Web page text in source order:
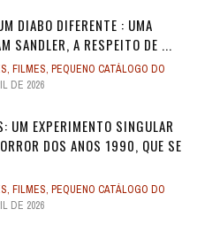
DIABO DIFERENTE : UMA
SANDLER, A RESPEITO DE ...
, FILMES, PEQUENO CATÁLOGO DO
DE 2026
UM EXPERIMENTO SINGULAR
DOS ANOS 1990, QUE SE
, FILMES, PEQUENO CATÁLOGO DO
DE 2026